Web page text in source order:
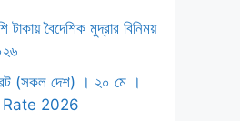
টাকায় বৈদেশিক মুদ্রার বিনিময়
(সকল দেশ) । ২০ মে ।
2026